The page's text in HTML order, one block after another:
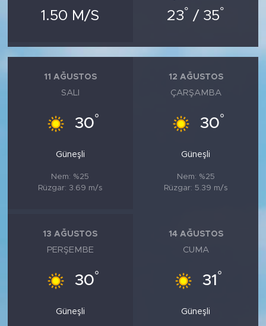
1.50 M/S 23° / 35°
11 AĞUSTOS
SALI
30°
Güneşli
Nem: %25
Rüzgar: 3.69 m/s
12 AĞUSTOS
ÇARŞAMBA
30°
Güneşli
Nem: %25
Rüzgar: 5.39 m/s
13 AĞUSTOS
PERŞEMBE
30°
Güneşli
14 AĞUSTOS
CUMA
31 °
Güneşli